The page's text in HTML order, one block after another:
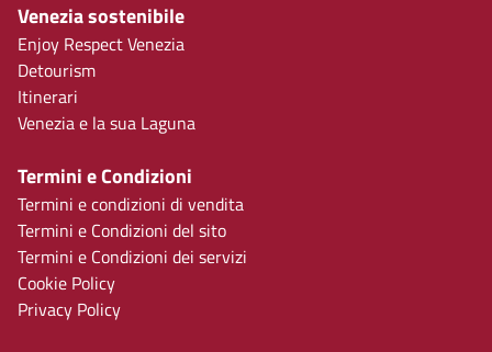
Venezia sostenibile
Enjoy Respect Venezia
Detourism
Itinerari
Venezia e la sua Laguna
Termini e Condizioni
Termini e condizioni di vendita
Termini e Condizioni del sito
Termini e Condizioni dei servizi
Cookie Policy
Privacy Policy